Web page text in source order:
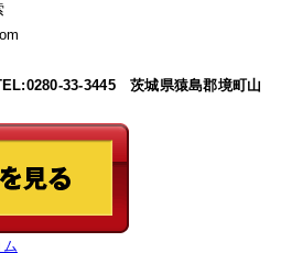
33-3445 茨城県猿島郡境町山